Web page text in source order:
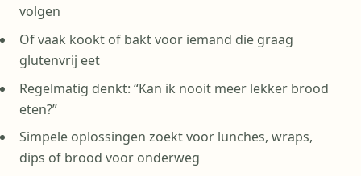
volgen
Of vaak kookt of bakt voor iemand die graag
glutenvrij eet
Regelmatig denkt: “Kan ik nooit meer lekker brood
eten?”
Simpele oplossingen zoekt voor lunches, wraps,
dips of brood voor onderweg